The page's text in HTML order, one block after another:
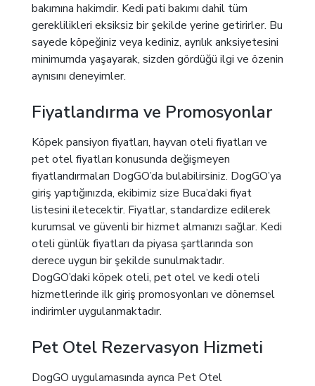
bakımına hakimdir. Kedi pati bakımı dahil tüm
gereklilikleri eksiksiz bir şekilde yerine getirirler. Bu
sayede köpeğiniz veya kediniz, ayrılık anksiyetesini
minimumda yaşayarak, sizden gördüğü ilgi ve özenin
aynısını deneyimler.
Fiyatlandırma ve Promosyonlar
Köpek pansiyon fiyatları, hayvan oteli fiyatları ve
pet otel fiyatları konusunda değişmeyen
fiyatlandırmaları DogGO’da bulabilirsiniz. DogGO’ya
giriş yaptığınızda, ekibimiz size Buca’daki fiyat
listesini iletecektir. Fiyatlar, standardize edilerek
kurumsal ve güvenli bir hizmet almanızı sağlar. Kedi
oteli günlük fiyatları da piyasa şartlarında son
derece uygun bir şekilde sunulmaktadır.
DogGO’daki köpek oteli, pet otel ve kedi oteli
hizmetlerinde ilk giriş promosyonları ve dönemsel
indirimler uygulanmaktadır.
Pet Otel Rezervasyon Hizmeti
DogGO uygulamasında ayrıca Pet Otel